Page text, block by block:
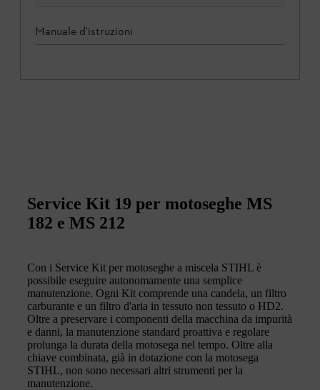
Manuale d'istruzioni
Service Kit 19 per motoseghe MS
182 e MS 212
Con i Service Kit per motoseghe a miscela STIHL è
possibile eseguire autonomamente una semplice
manutenzione. Ogni Kit comprende una candela, un filtro
carburante e un filtro d'aria in tessuto non tessuto o HD2.
Oltre a preservare i componenti della macchina da impurità
e danni, la manutenzione standard proattiva e regolare
prolunga la durata della motosega nel tempo. Oltre alla
chiave combinata, già in dotazione con la motosega
STIHL, non sono necessari altri strumenti per la
manutenzione.